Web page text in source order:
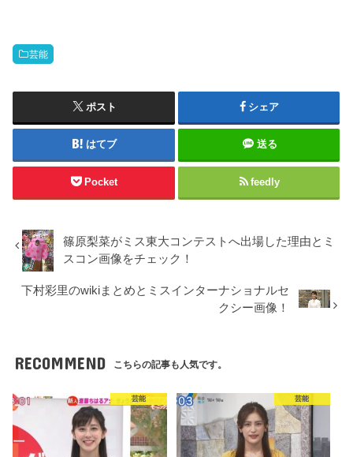
芸能
ポスト シェア
はてブ 送る
Pocket feedly
篠原梨菜がミス東大コンテストへ出場した理由とミ
スコン画像をチェック！
下村彩里のwikiまとめとミスインターナショナルセ
クシー画像！
RECOMMEND こちらの記事も人気です。
芸能 芸能